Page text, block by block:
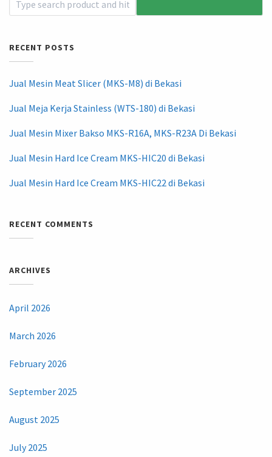
RECENT POSTS
Jual Mesin Meat Slicer (MKS-M8) di Bekasi
Jual Meja Kerja Stainless (WTS-180) di Bekasi
Jual Mesin Mixer Bakso MKS-R16A, MKS-R23A Di Bekasi
Jual Mesin Hard Ice Cream MKS-HIC20 di Bekasi
Jual Mesin Hard Ice Cream MKS-HIC22 di Bekasi
RECENT COMMENTS
ARCHIVES
April 2026
March 2026
February 2026
September 2025
August 2025
July 2025